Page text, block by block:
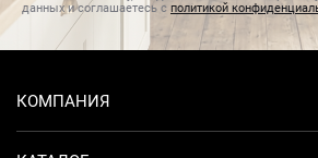
данных и соглашаетесь с политикой
КОМПАНИЯ